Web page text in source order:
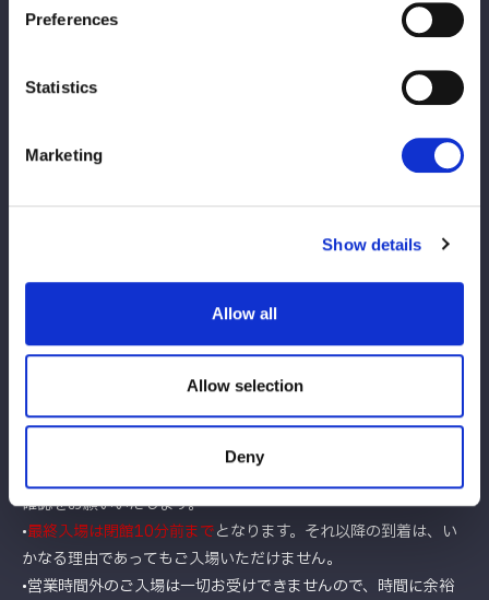
Preferences
Statistics
Marketing
Show details
Allow all
Allow selection
Deny
★《Tam Nakano Archive -Eternal Dre
※ご来場されるお客様へのお願い 必ずご一読下さい※
【営業時間について】
•4/26（水・祝）11:00～15:00
•平日（4/27・4/28を除く）16:30～20:00
確認をお願いいたします。
•最終入場は閉館10分前までとなります。それ以降の到着は、い
かなる理由であってもご入場いただけません。
•営業時間外のご入場は一切お受けできませんので、時間に余裕